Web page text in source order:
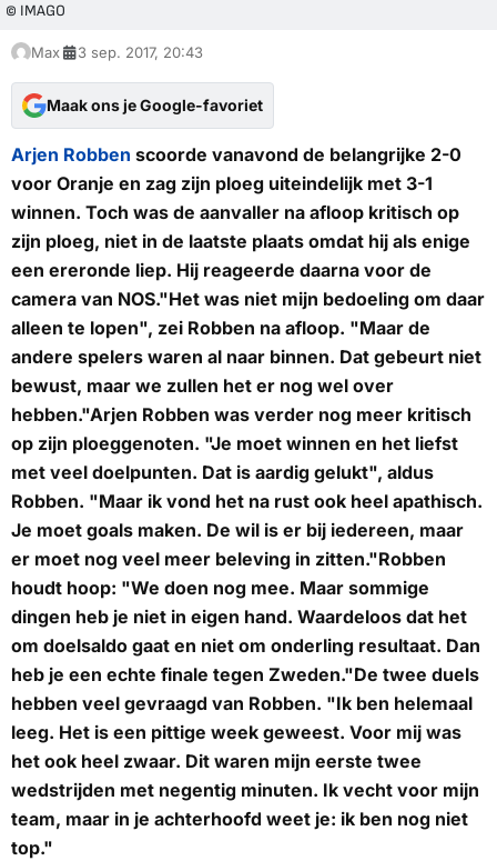
© IMAGO
Max 3 sep. 2017, 20:43
Maak ons je Google-favoriet
Arjen Robben scoorde vanavond de belangrijke 2-0
voor Oranje en zag zijn ploeg uiteindelijk met 3-1
winnen. Toch was de aanvaller na afloop kritisch op
zijn ploeg, niet in de laatste plaats omdat hij als enige
een ereronde liep. Hij reageerde daarna voor de
camera van NOS."Het was niet mijn bedoeling om daar
alleen te lopen", zei Robben na afloop. "Maar de
andere spelers waren al naar binnen. Dat gebeurt niet
bewust, maar we zullen het er nog wel over
hebben."Arjen Robben was verder nog meer kritisch
op zijn ploeggenoten. "Je moet winnen en het liefst
met veel doelpunten. Dat is aardig gelukt", aldus
Robben. "Maar ik vond het na rust ook heel apathisch.
Je moet goals maken. De wil is er bij iedereen, maar
er moet nog veel meer beleving in zitten."Robben
houdt hoop: "We doen nog mee. Maar sommige
dingen heb je niet in eigen hand. Waardeloos dat het
om doelsaldo gaat en niet om onderling resultaat. Dan
heb je een echte finale tegen Zweden."De twee duels
hebben veel gevraagd van Robben. "Ik ben helemaal
leeg. Het is een pittige week geweest. Voor mij was
het ook heel zwaar. Dit waren mijn eerste twee
wedstrijden met negentig minuten. Ik vecht voor mijn
team, maar in je achterhoofd weet je: ik ben nog niet
top."